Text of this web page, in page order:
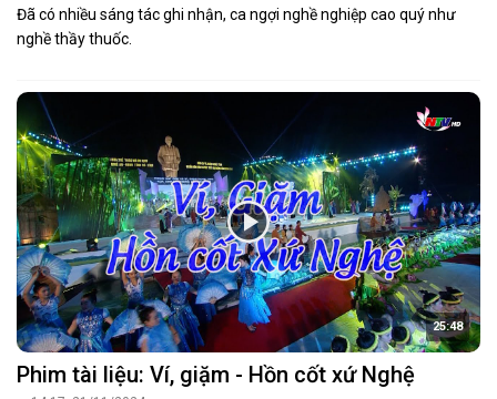
Đã có nhiều sáng tác ghi nhận, ca ngợi nghề nghiệp cao quý như
nghề thầy thuốc.
25:48
Phim tài liệu: Ví, giặm - Hồn cốt xứ Nghệ